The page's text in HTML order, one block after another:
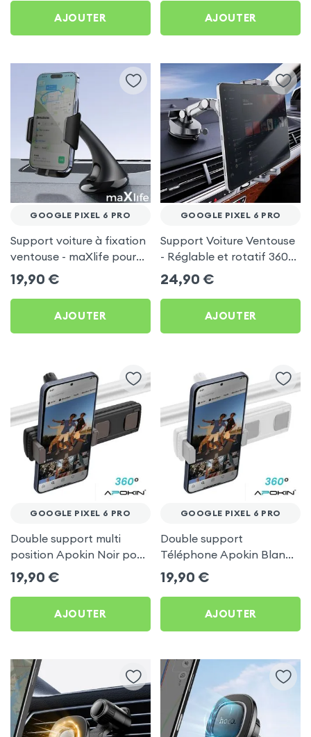
AJOUTER AJOUTER
GOOGLE PIXEL 6 PRO
Support voiture à fixation
ventouse - maXlife pour
Google Pixel 6 Pro
19,90 €
AJOUTER
GOOGLE PIXEL 6 PRO
Support Voiture Ventouse
- Réglable et rotatif 360°
pour Google Pixel 6 Pro
24,90 €
AJOUTER
GOOGLE PIXEL 6 PRO
Double support multi
position Apokin Noir pour
Google Pixel 6 Pro
19,90 €
AJOUTER
GOOGLE PIXEL 6 PRO
Double support
Téléphone Apokin Blanc
pour Tiktok, Insta,
Snapchat, Youtube, Vlog
et Twitch
19,90 €
AJOUTER